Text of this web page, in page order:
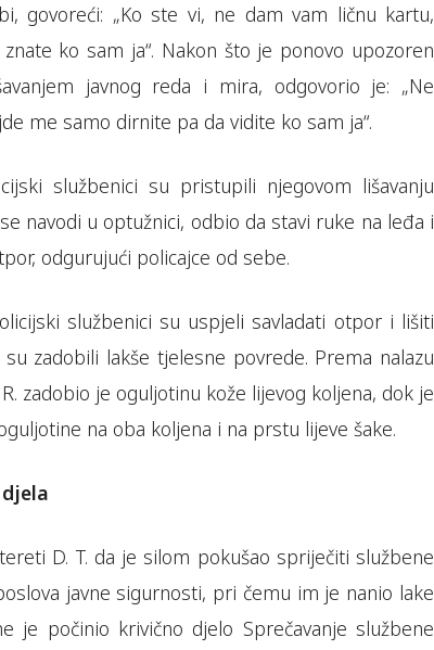
govoreći: „Ko ste vi, ne dam vam ličnu kartu,
ko sam ja“. Nakon što je ponovo upozoren
javnog reda i mira, odgovorio je: „Ne
me samo dirnite pa da vidite ko sam ja“.
službenici su pristupili njegovom lišavanju
navodi u optužnici, odbio da stavi ruke na leđa i
odgurujući policajce od sebe.
službenici su uspjeli savladati otpor i lišiti
zadobili lakše tjelesne povrede. Prema nalazu
zadobio je oguljotinu kože lijevog koljena, dok je
na oba koljena i na prstu lijeve šake.
D. T. da je silom pokušao spriječiti službene
javne sigurnosti, pri čemu im je nanio lake
je počinio krivično djelo Sprečavanje službene